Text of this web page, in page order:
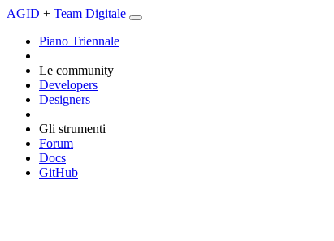
AGID + Team Digitale
Piano Triennale
Le community
Developers
Designers
Gli strumenti
Forum
Docs
GitHub